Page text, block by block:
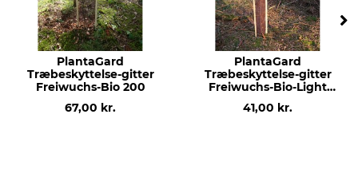
PlantaGard
Træbeskyttelse-gitter
Freiwuchs-Bio 200
67,00 kr.
PlantaGard
Træbeskyttelse-gitter
Freiwuchs-Bio-Light
41,00 kr.